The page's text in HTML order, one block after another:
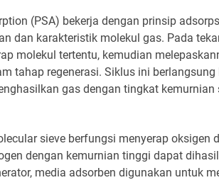
(PSA) bekerja dengan prinsip
dan karakteristik molekul gas. Pada
molekul tertentu, kemudian
tahap regenerasi. Siklus ini berlangsung
gas dengan tingkat kemurnian
sieve berfungsi menyerap oksigen
dengan kemurnian tinggi dapat
media adsorben digunakan untuk